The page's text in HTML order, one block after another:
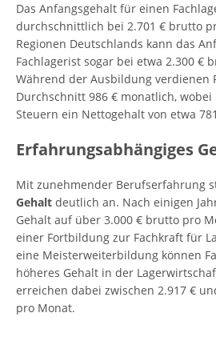
Das Anfangsgehalt für einen
durchschnittlich bei 2.701 € brutto
Regionen Deutschlands kann das
Fachlagerist sogar bei etwa 2.300 €
Während der Ausbildung verdienen
Durchschnitt 986 € monatlich,
Steuern ein Nettogehalt von etwa
Erfahrungsabhängiges
Mit zunehmender Berufserfahrung
Gehalt deutlich an. Nach einigen
Gehalt auf über 3.000 € brutto pro
einer Fortbildung zur Fachkraft für
eine Meisterweiterbildung können
höheres Gehalt in der
erreichen dabei zwischen 2.917 €
pro Monat.